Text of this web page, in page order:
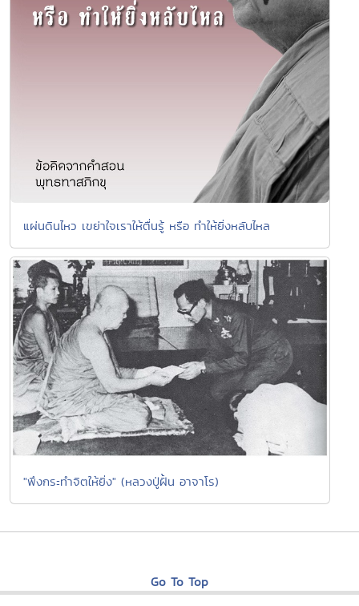
แผ่นดินไหว เขย่าใจเราให้ตื่นรู้ หรือ ทำให้ยิ่งหลับไหล
"พึงกระทำจิตให้ยิ่ง" (หลวงปู่ฝั้น อาจาโร)
Go To Top